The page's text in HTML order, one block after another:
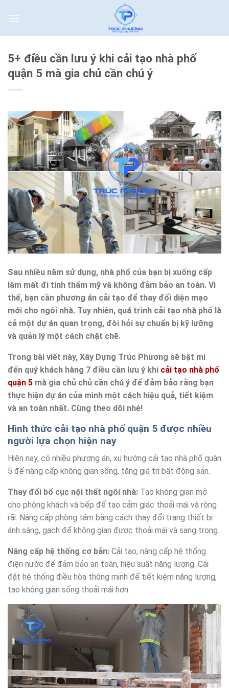
5+ điều cần lưu ý khi cải tạo nhà phố
quận 5 mà gia chủ cần chú ý
Sau nhiều năm sử dụng, nhà phố của bạn bị xuống cấp
làm mất đi tính thẩm mỹ và không đảm bảo an toàn. Vì
thế, bạn cần phương án cải tạo để thay đổi diện mạo
mới cho ngôi nhà. Tuy nhiên, quá trình cải tạo nhà phố là
cả một dự án quan trọng, đòi hỏi sự chuẩn bị kỹ lưỡng
và quản lý một cách chặt chẽ.
Trong bài viết này, Xây Dựng Trúc Phương sẽ bật mí
đến quý khách hàng 7 điều cần lưu ý khi cải tạo nhà phố
quận 5 mà gia chủ chủ cần chú ý để đảm bảo rằng bạn
thực hiện dự án của mình một cách hiệu quả, tiết kiệm
và an toàn nhất. Cùng theo dõi nhé!
Hình thức cải tạo nhà phố quận 5 được nhiều
người lựa chọn hiện nay
Hiện nay, có nhiều phương án, xu hướng cải tạo nhà phố quận
5 để nâng cấp không gian sống, tăng giá trị bất động sản.
Thay đổi bố cục nội thất ngôi nhà: Tạo không gian mở
cho phòng khách và bếp để tạo cảm giác thoải mái và rộng
rãi. Nâng cấp phòng tắm bằng cách thay đổi trang thiết bị
ánh sáng, gạch để không gian được thoải mái và sang trọng.
Nâng cấp hệ thống cơ bản: Cải tạo, nâng cấp hệ thống
điện nước để đảm bảo an toàn, hiệu suất năng lượng. Cài
đặt hệ thống điều hòa thông minh để tiết kiệm năng lượng,
tạo không gian sống thoải mái hơn.